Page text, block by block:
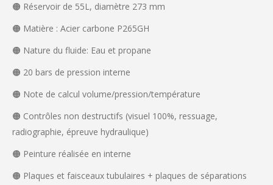
🟠 Réservoir de 55L, diamètre 273 mm
🟠 Matière : Acier carbone P265GH
🟠 Nature du fluide: Eau et propane
🟠 20 bars de pression interne
🟠 Note de calcul volume/pression/température
🟠 Contrôles non destructifs (visuel 100%, ressuage,
radiographie, épreuve hydraulique)
🟠 Peinture réalisée en interne
🟠 Plaques et faisceaux tubulaires + plaques de séparations